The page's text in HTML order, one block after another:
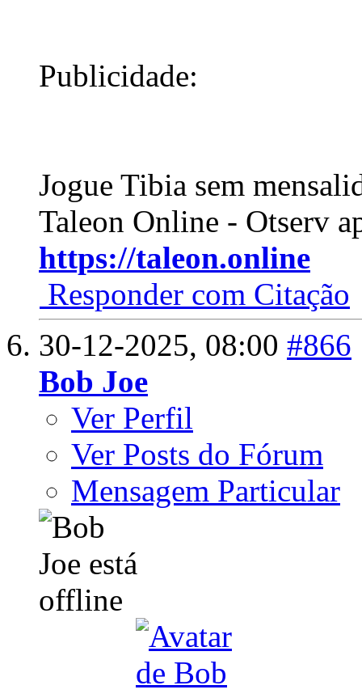
Publicidade:
Jogue Tibia sem
Taleon Online - Otserv
https://taleon.online
Responder com Citação
30-12-2025, 08:00 #866
Bob Joe
Ver Perfil
Ver Posts do Fórum
Mensagem Particular